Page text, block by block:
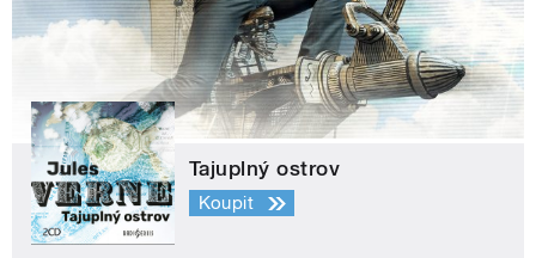
Tajuplný ostrov
Koupit